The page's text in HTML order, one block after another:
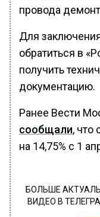
провода
Для
обратиться в
получить
документацию.
Ранее Вести
сообщали, что
на 14,75% с 1
БОЛЬШЕ
ВИДЕО В